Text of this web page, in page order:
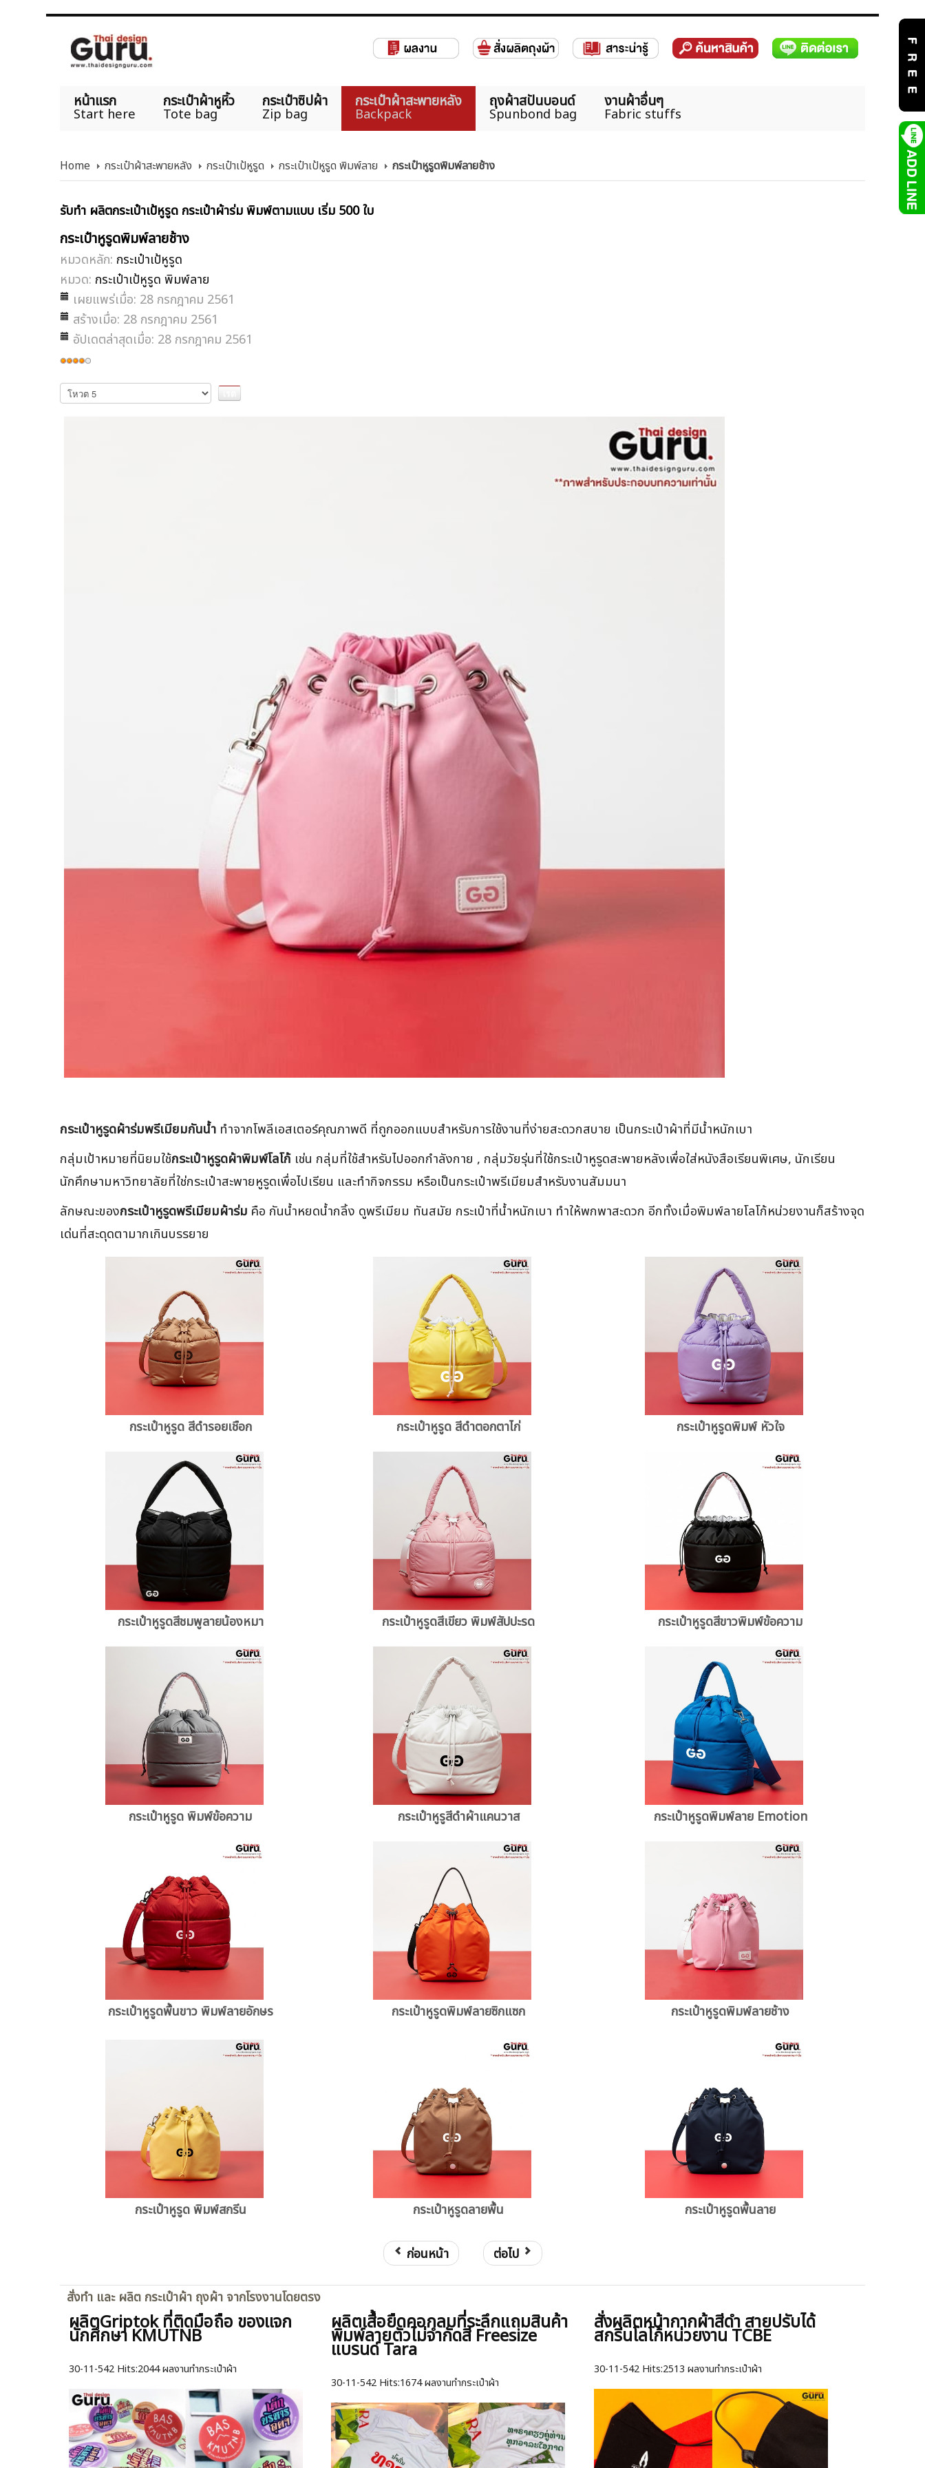
หน้าแรก
Start here
กระเป๋าผ้าหูหิ้ว
Tote bag
กระเป๋าซิปผ้า
Zip bag
กระเป๋าผ้าสะพายหลัง
Backpack
ถุงผ้าสปันบอนด์
Spunbond bag
งานผ้าอื่นๆ
Fabric stuffs
Home กระเป๋าผ้าสะพายหลัง กระเป๋าเป้หูรูด กระเป๋าเป้หูรูด พิมพ์ลาย กระเป๋าหูรูดพิมพ์ลายช้าง
รับทำ ผลิตกระเป๋าเป้หูรูด กระเป๋าผ้าร่ม พิมพ์ตามแบบ เริ่ม 500 ใบ
กระเป๋าหูรูดพิมพ์ลายช้าง
หมวดหลัก: กระเป๋าเป้หูรูด
หมวด: กระเป๋าเป้หูรูด พิมพ์ลาย
เผยแพร่เมื่อ: 28 กรกฎาคม 2561
สร้างเมื่อ: 28 กรกฎาคม 2561
อัปเดตล่าสุดเมื่อ: 28 กรกฎาคม 2561
ให้
เรต
สมาชิก:4/5
กรุณา
ให้
กระเป๋าหูรูดผ้าร่มพรีเมียมกันน้ำ ทำจากโพลีเอสเตอร์คุณภาพดี ที่ถูกออกแบบสำหรับการใช้งานที่ง่ายสะดวกสบาย เป็นกระเป๋าผ้าที่มีน้ำหนักเบา
กลุ่มเป้าหมายที่นิยมใช้กระเป๋าหูรูดผ้าพิมพ์โลโก้ เช่น กลุ่มที่ใช้สำหรับไปออกกำลังกาย , กลุ่มวัยรุ่นที่ใช้กระเป๋าหูรูดสะพายหลังเพื่อใส่หนังสือเรียนพิเศษ, นักเรียน
นักศึกษามหาวิทยาลัยที่ใช่กระเป๋าสะพายหูรูดเพื่อไปเรียน และทำกิจกรรม หรือเป็นกระเป๋าพรีเมียมสำหรับงานสัมมนา
ลักษณะของกระเป๋าหูรูดพรีเมียมผ้าร่ม คือ กันน้ำหยดน้ำกลิ้ง ดูพรีเมียม ทันสมัย กระเป๋าที่น้ำหนักเบา ทำให้พกพาสะดวก อีกทั้งเมื่อพิมพ์ลายโลโก้หน่วยงานก็สร้างจุด
เด่นที่สะดุดตามากเกินบรรยาย
กระเป๋าหูรูด สีดำรอยเชือก กระเป๋าหูรูด สีดำตอกตาไก่ กระเป๋าหูรูดพิมพ์ หัวใจ
กระเป๋าหูรูดสีชมพูลายน้องหมา กระเป๋าหูรูดสีเขียว พิมพ์สัปปะรด กระเป๋าหูรูดสีขาวพิมพ์ข้อความ
กระเป๋าหูรูด พิมพ์ข้อความ กระเป๋าหูรูสีดำผ้าแคนวาส กระเป๋าหูรูดพิมพ์ลาย Emotion
กระเป๋าหูรูดพื้นขาว พิมพ์ลายอักษร กระเป๋าหูรูดพิมพ์ลายซิกแซก กระเป๋าหูรูดพิมพ์ลายช้าง
กระเป๋าหูรูด พิมพ์สกรีน กระเป๋าหูรูดลายพื้น กระเป๋าหูรูดพื้นลาย
ก่อนหน้า ต่อไป
สั่งทำ และ ผลิต กระเป๋าผ้า ถุงผ้า จากโรงงานโดยตรง
ผลิตGriptok ที่ติดมือถือ ของแจก
นักศึกษา KMUTNB
30-11-542 Hits:2044 ผลงานทำกระเป๋าผ้า
ผลิตเสื้อยืดคอกลมที่ระลึกแถมสินค้า
พิมพ์ลายตัวไม่จำกัดสี Freesize
แบรนด์ Tara
30-11-542 Hits:1674 ผลงานทำกระเป๋าผ้า
สั่งผลิตหน้ากากผ้าสีดำ สายปรับได้
สกรีนโลโก้หน่วยงาน TCBE
30-11-542 Hits:2513 ผลงานทำกระเป๋าผ้า